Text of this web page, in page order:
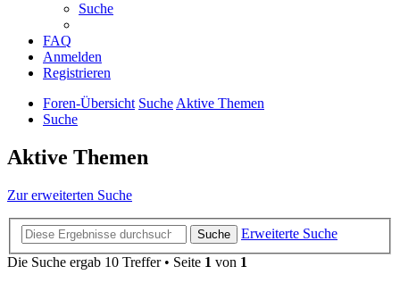
Suche
FAQ
Anmelden
Registrieren
Foren-Übersicht SucheAktive Themen
Suche
Aktive Themen
Zur erweiterten Suche
Suche
Erweiterte Suche
Die Suche ergab 10 Treffer • Seite 1 von 1